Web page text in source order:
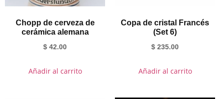
Chopp de cerveza de
cerámica alemana
$ 42.00
Añadir al carrito
Copa de cristal Francés
(Set 6)
$ 235.00
Añadir al carrito